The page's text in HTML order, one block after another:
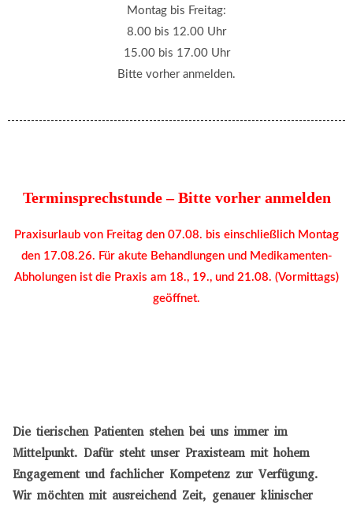
Montag bis Freitag:
8.00 bis 12.00 Uhr
15.00 bis 17.00 Uhr
Bitte vorher anmelden.
Terminsprechstunde – Bitte vorher anmelden
Praxisurlaub von Freitag den 07.08. bis einschließlich Montag
den 17.08.26. Für akute Behandlungen und Medikamenten-
Abholungen ist die Praxis am 18., 19., und 21.08. (Vormittags)
geöffnet.
Die tierischen Patienten stehen bei uns immer im
Mittelpunkt. Dafür steht unser Praxisteam mit hohem
Engagement und fachlicher Kompetenz zur Verfügung.
Wir möchten mit ausreichend Zeit, genauer klinischer